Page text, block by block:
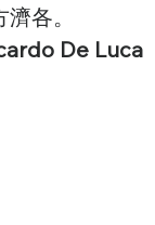
各。
De Luca